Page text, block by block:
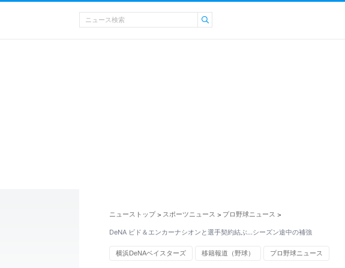
ニューストップ > スポーツニュース > プロ野球ニュース >
DeNA ビド＆エンカーナシオンと選手契約結ぶ…シーズン途中の補強
横浜DeNAベイスターズ 移籍報道（野球） プロ野球ニュース